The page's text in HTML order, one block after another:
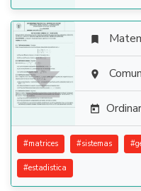




#matrices #sistemas #
#estadistica